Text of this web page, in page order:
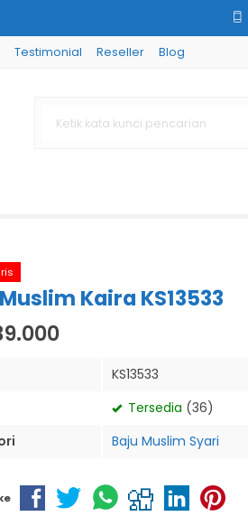
Testimonial Reseller Blog
Kaira KS13533
KS13533
Tersedia (36)
Baju Muslim Syari